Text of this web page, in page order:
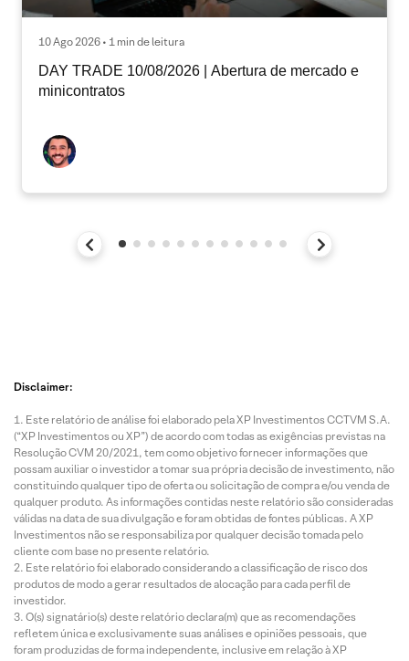
10 Ago 2026 • 1 min de leitura
DAY TRADE 10/08/2026 | Abertura de mercado e
minicontratos
Disclaimer:
Este relatório de análise foi elaborado pela XP Investimentos CCTVM S.A.
(“XP Investimentos ou XP”) de acordo com todas as exigências previstas na
Resolução CVM 20/2021, tem como objetivo fornecer informações que
possam auxiliar o investidor a tomar sua própria decisão de investimento, não
constituindo qualquer tipo de oferta ou solicitação de compra e/ou venda de
qualquer produto. As informações contidas neste relatório são consideradas
válidas na data de sua divulgação e foram obtidas de fontes públicas. A XP
Investimentos não se responsabiliza por qualquer decisão tomada pelo
cliente com base no presente relatório.
Este relatório foi elaborado considerando a classificação de risco dos
produtos de modo a gerar resultados de alocação para cada perfil de
investidor.
O(s) signatário(s) deste relatório declara(m) que as recomendações
refletem única e exclusivamente suas análises e opiniões pessoais, que
foram produzidas de forma independente, inclusive em relação à XP